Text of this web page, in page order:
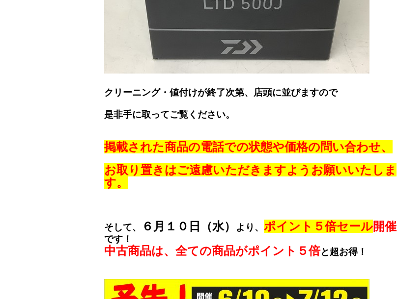
クリーニング・値付けが終了次第、店頭に並びますので
是非手に取ってご覧ください。
掲載された商品の電話での状態や価格の問い合わせ、
お取り置きはご遠慮いただきますようお願いいたしま
す。
そして、 ６月１０日（水） より、 ポイント５倍セール開催
です！
中古商品は、全ての商品がポイント５倍と超お得！